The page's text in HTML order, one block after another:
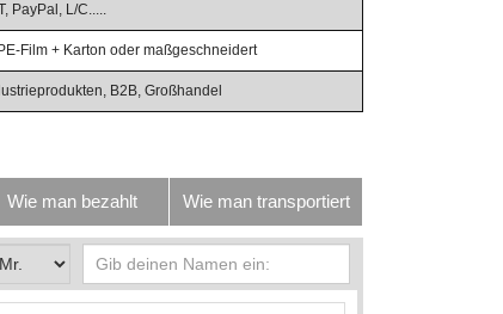
PayPal, L/C.....
Film + Karton oder maßgeschneidert
B2B, Großhandel
Wie man bezahlt Wie man transportiert